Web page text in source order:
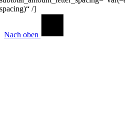
spacing)“ /]
Nach oben